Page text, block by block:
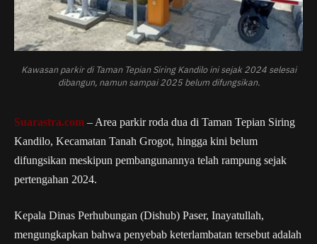
Kawasan parkir di Taman Tepian Siring Kandilo ini sejak 2024 selesai
dibangun, namun sampai 2025 belum difungsikan.
Suarastra.com – Area parkir roda dua di Taman Tepian Siring
Kandilo, Kecamatan Tanah Grogot, hingga kini belum
difungsikan meskipun pembangunannya telah rampung sejak
pertengahan 2024.
Kepala Dinas Perhubungan (Dishub) Paser, Inayatullah,
mengungkapkan bahwa penyebab keterlambatan tersebut adalah